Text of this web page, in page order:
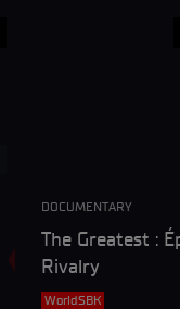
DOCUMENTARY
The Greatest :
Rivalry
WorldSBK